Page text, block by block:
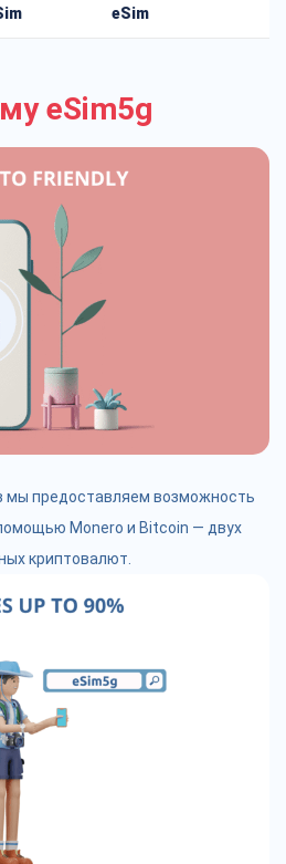
eSim
eSim5g
мы предоставляем возможность
Monero и Bitcoin — двух
криптовалют.